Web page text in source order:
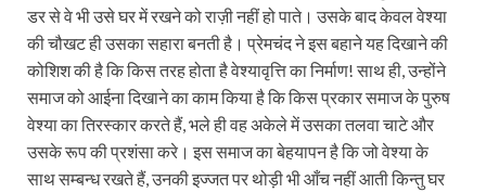
डर से वे भी उसे घर में रखने को राज़ी नहीं हो पाते। उसके बाद केवल वेश्या
की चौखट ही उसका सहारा बनती है। प्रेमचंद ने इस बहाने यह दिखाने की
कोशिश की है कि किस तरह होता है वेश्यावृत्ति का निर्माण! साथ ही, उन्होंने
समाज को आईना दिखाने का काम किया है कि किस प्रकार समाज के पुरुष
वेश्या का तिरस्कार करते हैं, भले ही वह अकेले में उसका तलवा चाटे और
उसके रूप की प्रशंसा करे। इस समाज का बेहयापन है कि जो वेश्या के
साथ सम्बन्ध रखते हैं, उनकी इज्जत पर थोड़ी भी आँच नहीं आती किन्तु घर